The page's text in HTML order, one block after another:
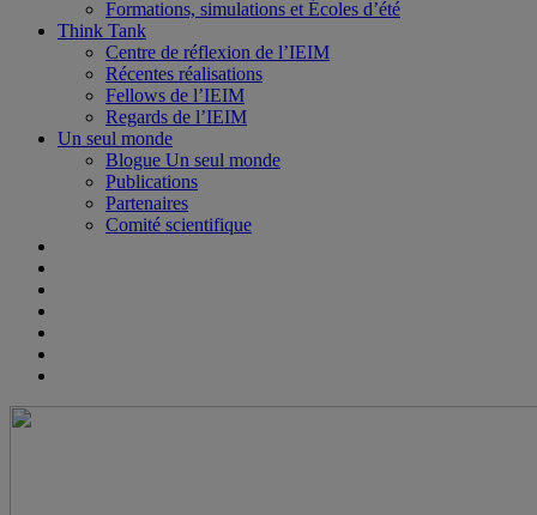
Formations, simulations et Écoles d’été
Think Tank
Centre de réflexion de l’IEIM
Récentes réalisations
Fellows de l’IEIM
Regards de l’IEIM
Un seul monde
Blogue Un seul monde
Publications
Partenaires
Comité scientifique